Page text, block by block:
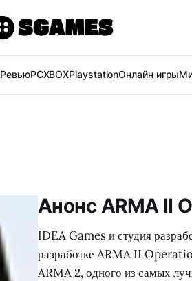
РевьюPCXBOXPlaystationОнлайн игры
Анонс ARMA II
IDEA Games и студия
разработке ARMA II
ARMA 2, одного из самых